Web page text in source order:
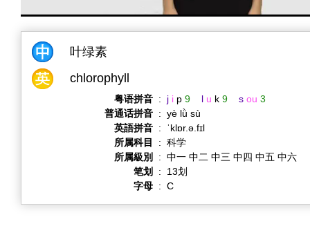
叶绿素
chlorophyll
粤语拼音 : j i p 9 l u k 9 s ou 3
普通话拼音 : yè lǜ sù
英語拼音 :
ˈklɒr.ə.fɪl
所属科目
: 科学
所属級別
: 中一 中二 中三 中四 中五 中六
笔划
:
13划
字母 : C